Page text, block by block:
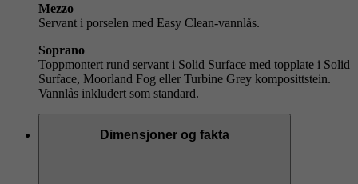
Mezzo
Servant i porselen med Easy Clean-vannlås.
Soprano
Toppmontert rund servant i Solid Surface med topplate i Solid
Surface, Moorland Fog eller Turbine Grey komposittstein.
Vannlås inkludert som standard.
Dimensjoner og fakta